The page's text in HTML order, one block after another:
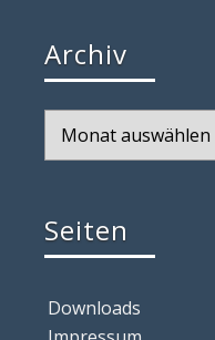
Archiv
Seiten
Downloads